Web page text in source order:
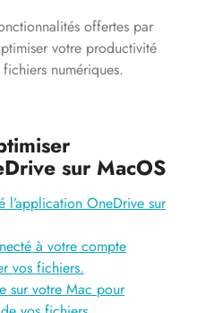
offertes par
votre productivité
numériques.
sur MacOS
l’application OneDrive sur
à votre compte
vos fichiers.
sur votre Mac pour